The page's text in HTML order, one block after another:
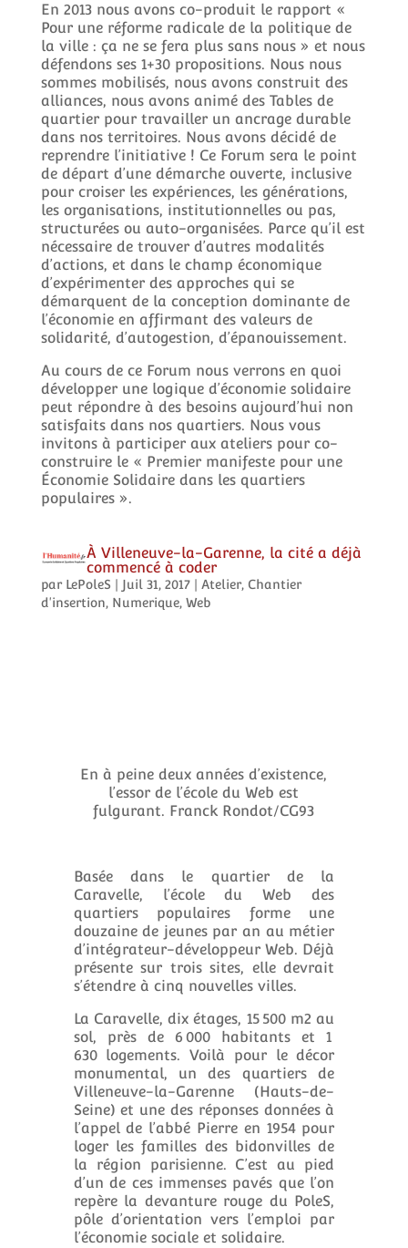
En 2013 nous avons co-produit le rapport «
Pour une réforme radicale de la politique de
la ville : ça ne se fera plus sans nous » et nous
défendons ses 1+30 propositions. Nous nous
sommes mobilisés, nous avons construit des
alliances, nous avons animé des Tables de
quartier pour travailler un ancrage durable
dans nos territoires. Nous avons décidé de
reprendre l’initiative ! Ce Forum sera le point
de départ d’une démarche ouverte, inclusive
pour croiser les expériences, les générations,
les organisations, institutionnelles ou pas,
structurées ou auto-organisées. Parce qu’il est
nécessaire de trouver d’autres modalités
d’actions, et dans le champ économique
d’expérimenter des approches qui se
démarquent de la conception dominante de
l’économie en affirmant des valeurs de
solidarité, d’autogestion, d’épanouissement.
Au cours de ce Forum nous verrons en quoi
développer une logique d’économie solidaire
peut répondre à des besoins aujourd’hui non
satisfaits dans nos quartiers. Nous vous
invitons à participer aux ateliers pour co-
construire le « Premier manifeste pour une
Économie Solidaire dans les quartiers
populaires ».
À Villeneuve-la-Garenne, la cité a déjà
commencé à coder
par LePoleS Juil 31, 2017| Atelier, Chantier
d'insertion, Numerique, Web
En à peine deux années d’existence,
l’essor de l’école du Web est
fulgurant. Franck Rondot/CG93
Basée dans le quartier de la
Caravelle, l’école du Web des
quartiers populaires forme une
douzaine de jeunes par an au métier
d’intégrateur-développeur Web. Déjà
présente sur trois sites, elle devrait
s’étendre à cinq nouvelles villes.
La Caravelle, dix étages, 15 500 m2 au
sol, près de 6 000 habitants et 1
630 logements. Voilà pour le décor
monumental, un des quartiers de
Villeneuve-la-Garenne (Hauts-de-
Seine) et une des réponses données à
l’appel de l’abbé Pierre en 1954 pour
loger les familles des bidonvilles de
la région parisienne. C’est au pied
d’un de ces immenses pavés que l’on
repère la devanture rouge du PoleS,
pôle d’orientation vers l’emploi par
l’économie sociale et solidaire.